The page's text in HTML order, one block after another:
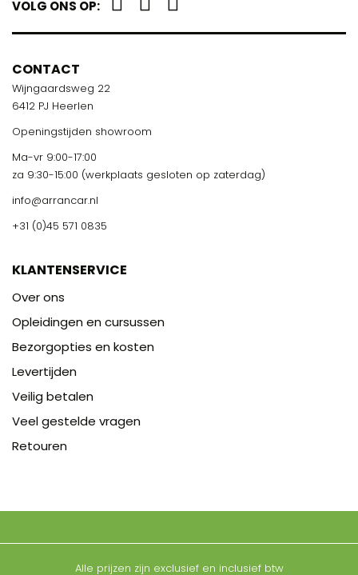
VOLG ONS OP:
CONTACT
Wijngaardsweg 22
6412 PJ Heerlen
Openingstijden showroom
Ma-vr 9:00-17:00
za 9:30-15:00 (werkplaats gesloten op zaterdag)
info@arrancar.nl
+31 (0)45 571 0835
KLANTENSERVICE
Over ons
Opleidingen en cursussen
Bezorgopties en kosten
Levertijden
Veilig betalen
Veel gestelde vragen
Retouren
Alle prijzen zijn exclusief en inclusief btw